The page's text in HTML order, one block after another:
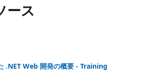
ース
.NET Web 開発の概要 - Training